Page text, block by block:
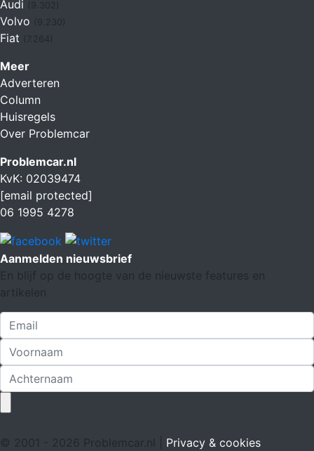
Audi
Volvo
Fiat (7.264)
Meer
Adverteren
Column
Huisregels
Over Problemcar
Problemcar.nl
KvK: 02039474
[email protected]
06 1995 4278
Aanmelden nieuwsbrief
En blijf op de hoogte van de nieuwste features en
artikelen
© 2001 - 2026 Problemcar.nl | Privacy & cookies